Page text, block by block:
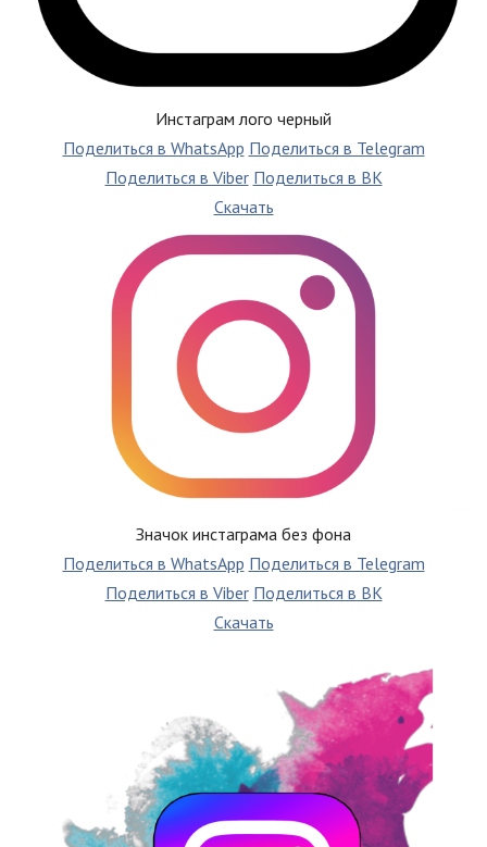
Инстаграм лого черный
Поделиться в WhatsApp Поделиться в Telegram
Поделиться в Viber Поделиться в ВК
Скачать
Значок инстаграма без фона
Поделиться в WhatsApp Поделиться в Telegram
Поделиться в Viber Поделиться в ВК
Скачать